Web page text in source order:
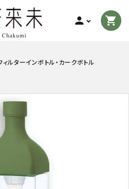
person shopping_cart
search
新規会員登録
ィルターインボトル・カークボトル